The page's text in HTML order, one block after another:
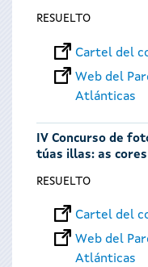
RESUELTO
Cartel del
Web del
Atlánticas
IV Concurso de
túas illas: as
RESUELTO
Cartel del
Web del
Atlánticas